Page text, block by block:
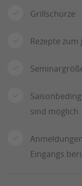
Grillschürze
Rezepte
sind möglich
Eingangs